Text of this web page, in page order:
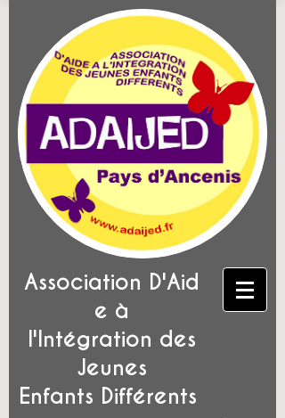
Association D'Aid
e à
l'Intégration des
Jeunes
Enfants Différents